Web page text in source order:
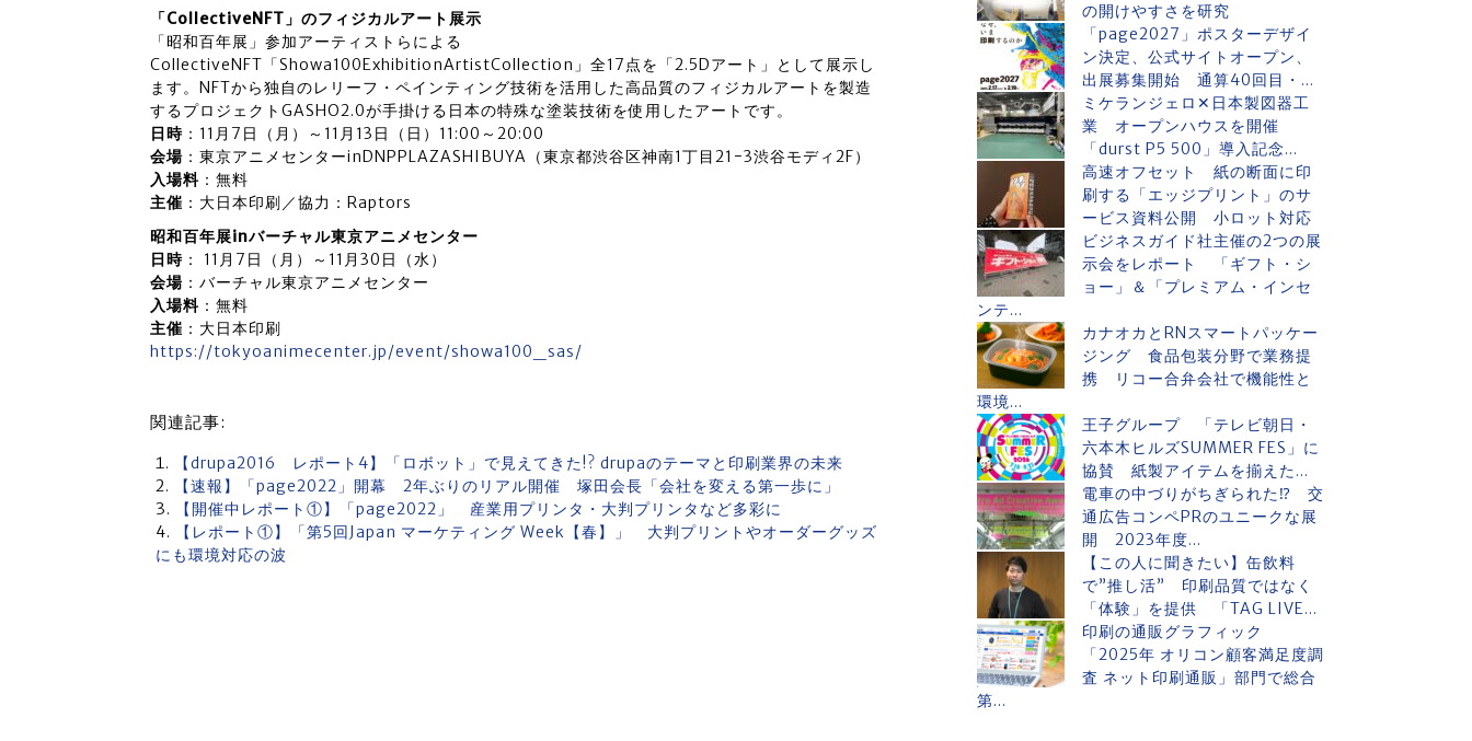
「CollectiveNFT」のフィジカルアート展示
「昭和百年展」参加アーティストらによる
CollectiveNFT「Showa100ExhibitionArtistCollection」全17点を「2.5Dアート」として展示し
ます。NFTから独自のレリーフ・ペインティング技術を活用した高品質のフィジカルアートを製造
するプロジェクトGASHO2.0が手掛ける日本の特殊な塗装技術を使用したアートです。
日時 ：11月7日（月）～11月13日（日）11:00～20:00
会場 ：東京アニメセンターinDNPPLAZASHIBUYA（東京都渋谷区神南1丁目21−3渋谷モディ2F）
入場料 ：無料
主催 ：大日本印刷／協力：Raptors
昭和百年展inバーチャル東京アニメセンター
日時 ： 11月7日（月）～11月30日（水）
会場 ：バーチャル東京アニメセンター
入場料 ：無料
主催 ：大日本印刷
https://tokyoanimecenter.jp/event/showa100_sas/
関連記事:
【drupa2016 レポート4】「ロボット」で見えてきた!? drupaのテーマと印刷業界の未来
【速報】「page2022」開幕 2年ぶりのリアル開催 塚田会長「会社を変える第一歩に」
【開催中レポート①】「page2022」 産業用プリンタ・大判プリンタなど多彩に
【レポート①】「第5回Japan マーケティング Week【春】」 大判プリントやオーダーグッズ
にも環境対応の波
の開けやすさを研究
「page2027」ポスターデザイ
ン決定、公式サイトオープン、
出展募集開始 通算40回目・...
ミケランジェロ✕日本製図器工
業 オープンハウスを開催
「durst P5 500」導入記念...
高速オフセット 紙の断面に印
刷する「エッジプリント」のサ
ービス資料公開 小ロット対応
ビジネスガイド社主催の2つの展
示会をレポート 「ギフト・シ
ョー」＆「プレミアム・インセ
ンテ...
カナオカとRNスマートパッケー
ジング 食品包装分野で業務提
携 リコー合弁会社で機能性と
環境...
王子グループ 「テレビ朝日・
六本木ヒルズSUMMER FES」に
協賛 紙製アイテムを揃えた...
電車の中づりがちぎられた⁉ 交
通広告コンペPRのユニークな展
開 2023年度...
【この人に聞きたい】缶飲料
で”推し活” 印刷品質ではなく
「体験」を提供 「TAG LIVE...
印刷の通販グラフィック
「2025年 オリコン顧客満足度調
査 ネット印刷通販」部門で総合
第...